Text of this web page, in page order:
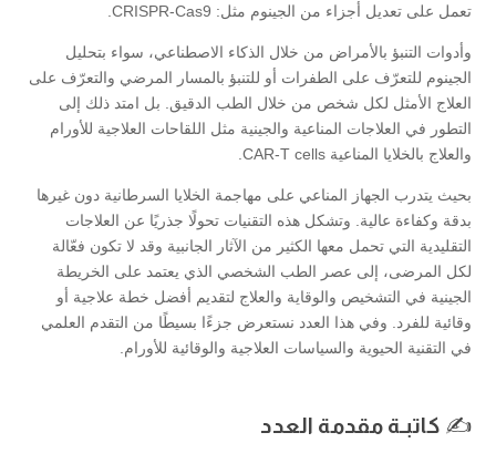
تعمل على تعديل أجزاء من الجينوم مثل: CRISPR-Cas9.
وأدوات التنبؤ بالأمراض من خلال الذكاء الاصطناعي، سواء بتحليل
الجينوم للتعرّف على الطفرات أو للتنبؤ بالمسار المرضي والتعرّف على
العلاج الأمثل لكل شخص من خلال الطب الدقيق. بل امتد ذلك إلى
التطور في العلاجات المناعية والجينية مثل اللقاحات العلاجية للأورام
والعلاج بالخلايا المناعية CAR-T cells.
بحيث يتدرب الجهاز المناعي على مهاجمة الخلايا السرطانية دون غيرها
بدقة وكفاءة عالية. وتشكل هذه التقنيات تحولًا جذريًا عن العلاجات
التقليدية التي تحمل معها الكثير من الآثار الجانبية وقد لا تكون فعّالة
لكل المرضى، إلى عصر الطب الشخصي الذي يعتمد على الخريطة
الجينية في التشخيص والوقاية والعلاج لتقديم أفضل خطة علاجية أو
وقائية للفرد. وفي هذا العدد نستعرض جزءًا بسيطًا من التقدم العلمي
في التقنية الحيوية والسياسات العلاجية والوقائية للأورام.
✍️ كاتبـة مقدمة العدد